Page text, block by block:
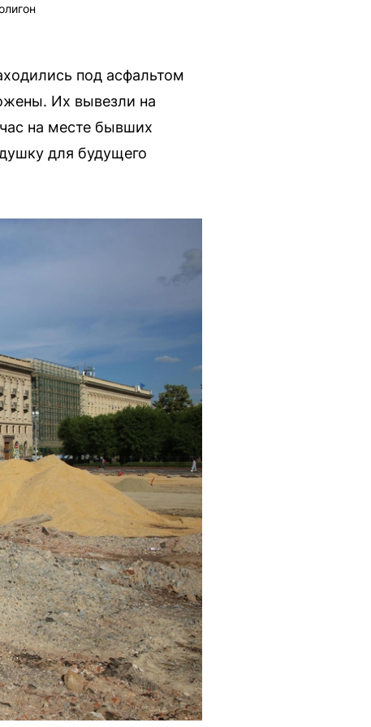
под асфальтом
Их вывезли на
на месте бывших
для будущего